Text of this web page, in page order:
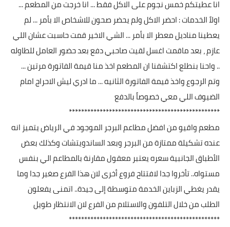
انا عطيتكم خمس نجوم على الاكل فقط ... انا خرجت من المطعم ...
اولاً الخدمات : احضر الاكل ولم يحضر صحون للاشخاص الا بأمر ... لم
يعطينا مناديل معطر الا بأمر ... الشي الاخير قمت حاسبت عشان اللي
عازم ، بعد ماقمت اغسل لقيت صاحبي دفع بعد حضور العامل للطاوله
.. واحنا بنطلع اكتشفنا ان المطعم اخذ منا قيمة الفاتورة مرتين ...
وتم الرجوع واخذ قيمة الفاتورة الثانيه ... ما ادري ليش الاحراج امام
الضيوف اللي معي خصوصاً بالدفع
*************************************************
مطعم واقيو من افضل مطاعم البرجر الموجود في الرياض يتميز انه
عنده تشكيلة ممتازة من البرجر وبعد الساندويتشات وكذلك بعض
الأطباق الجانبية سعره يعتبر معقول مقارنة بالمطاعم الي بنفس
مستواه.. تأخروا جدا لافتتاح فروع أخرى لان هذا الفرع صغير جدا وما
يقدر يغطي الزباين الخدمة متوسطة إلى جيدة.. اتمنى يفعلون
الطلب من خلال التلفون والاستلام من الفرع لان الانتظار طويل
*************************************************